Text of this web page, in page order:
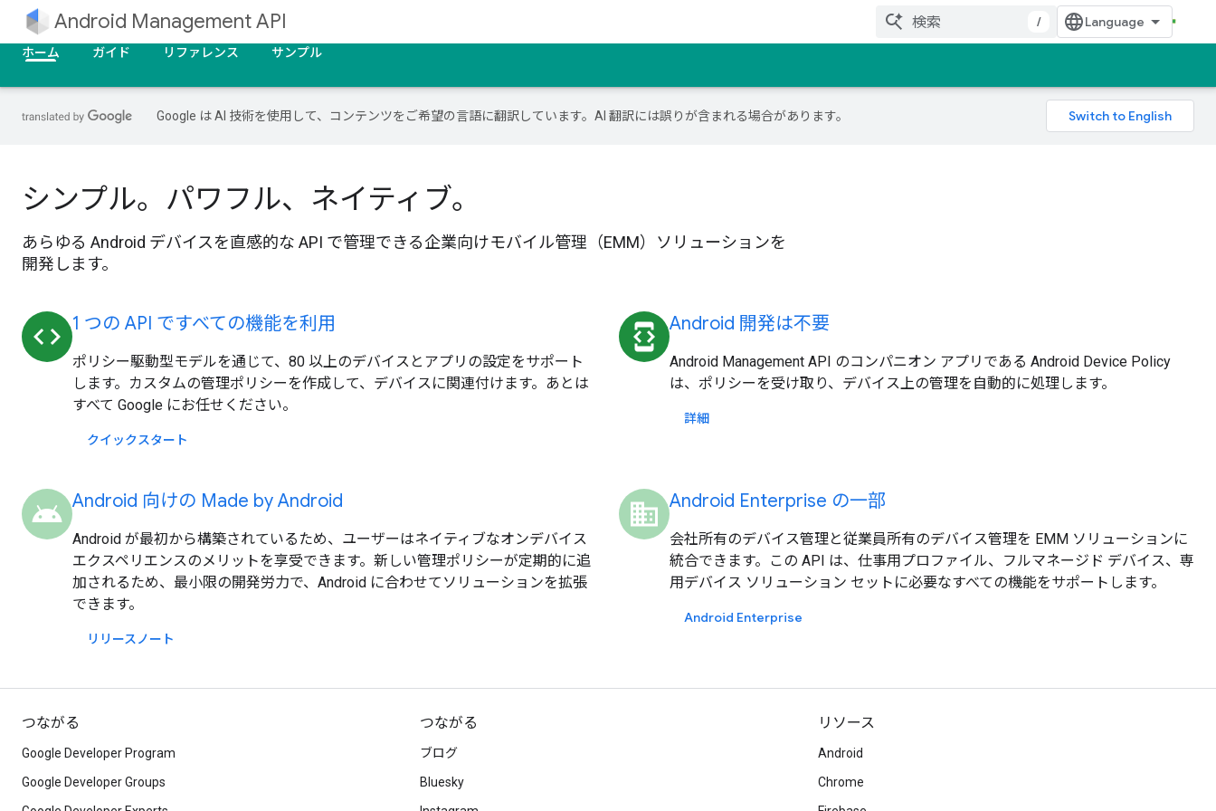
Android Management API
/
ホーム
ガイド リファレンス サンプル
Google は AI 技術を使用して、コンテンツをご希望の言語に翻訳しています。AI 翻訳には誤りが含まれる場合があります。
シンプル。パワフル、ネイティブ。
あらゆる Android デバイスを直感的な API で管理できる企業向けモバイル管理（EMM）ソリューションを
開発します。
code 1 つの API ですべての機能を利用
ポリシー駆動型モデルを通じて、80 以上のデバイスとアプリの設定をサポート
します。カスタムの管理ポリシーを作成して、デバイスに関連付けます。あとは
すべて Google にお任せください。
クイックスタート
developer_mode Android 開発は不要
Android Management API のコンパニオン アプリである Android Device Policy
は、ポリシーを受け取り、デバイス上の管理を自動的に処理します。
詳細
android Android 向けの Made by Android
Android が最初から構築されているため、ユーザーはネイティブなオンデバイス
エクスペリエンスのメリットを享受できます。新しい管理ポリシーが定期的に追
加されるため、最小限の開発労力で、Android に合わせてソリューションを拡張
できます。
リリースノート
domain Android Enterprise の一部
会社所有のデバイス管理と従業員所有のデバイス管理を EMM ソリューションに
統合できます。この API は、仕事用プロファイル、フルマネージド デバイス、専
用デバイス ソリューション セットに必要なすべての機能をサポートします。
Android Enterprise
つながる
Google Developer Program
Google Developer Groups
つながる
ブログ
Bluesky
リソース
Android
Chrome